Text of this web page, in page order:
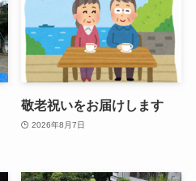
敬老祝いをお届けします
2026年8月7日